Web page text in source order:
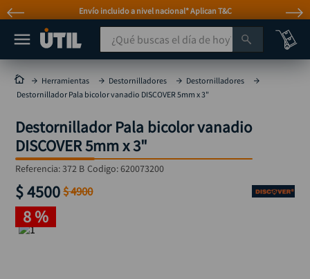
Envío incluido a nivel nacional* Aplican T&C
¿Qué buscas el día de hoy?
Herramientas Destornilladores
Destornilladores
Destornillador Pala bicolor vanadio DISCOVER 5mm x 3"
Destornillador Pala bicolor vanadio
DISCOVER 5mm x 3"
Referencia:372 B Codigo:620073200
$4500 $4900
8 %
MÁS BUSCADOS
taladro
taladros pulidoras
compresor
llave
sierra circular
ruteadora